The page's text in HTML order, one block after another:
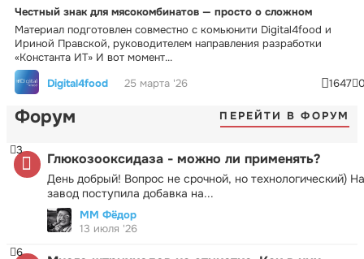
Честный знак для мясокомбинатов — просто о сложном
Материал подготовлен совместно с комьюнити Digital4food и
Ириной Правской, руководителем направления разработки
«Константа ИТ» И вот момент...
Digital4food
25 марта '26 1647
Форум ПЕРЕЙТИ В ФОРУМ
Глюкозооксидаза - можно ли применять?
День добрый! Вопрос не срочной, но технологический) На
завод поступила добавка на...
3
ММ Фёдор
13 июля '26
6